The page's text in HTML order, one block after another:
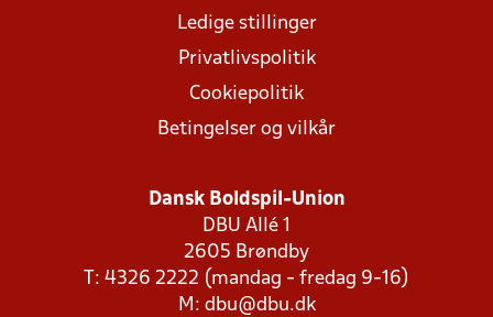
Ledige stillinger
Privatlivspolitik
Cookiepolitik
Betingelser og vilkår
Dansk Boldspil-Union
DBU Allé 1
2605 Brøndby
T: 4326 2222 (mandag - fredag 9-16)
M: dbu@dbu.dk